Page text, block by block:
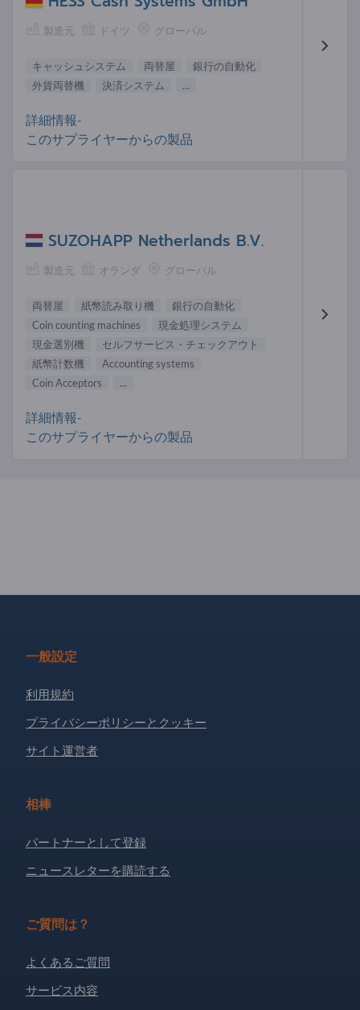
製造元 ドイツ グローバル
キャッシュシステム 両替屋
銀行の自動化
外貨両替機
決済システム ...
詳細情報-
このサプライヤーからの製品
SUZOHAPP Netherlands B.V.
製造元 オランダ グローバル
両替屋 紙幣読み取り機
銀行の自動化
Coin counting machines
現金処理システム
現金選別機
セルフサービス・チェックアウト
紙幣計数機
Accounting systems
Coin Acceptors
...
詳細情報-
このサプライヤーからの製品
一般設定
利用規約
プライバシーポリシーとクッキー
サイト運営者
相棒
パートナーとして登録
ニュースレターを購読する
ご質問は？
よくあるご質問
サービス内容